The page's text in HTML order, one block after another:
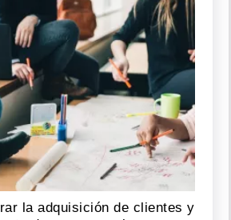
la adquisición de clientes y